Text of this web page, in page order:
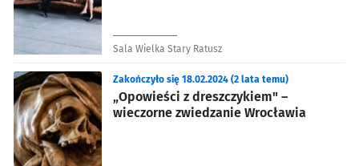
Sala Wielka Stary Ratusz
„Opowieści z dreszczykiem" –
wieczorne zwiedzanie Wrocławia
Zakończyło się 18.02.2024 (2 lata temu)